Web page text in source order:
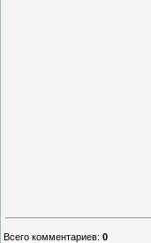
Всего комментариев: 0